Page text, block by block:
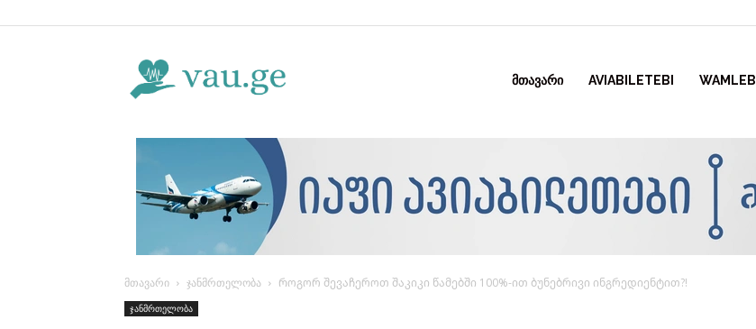
ᲛᲗᲐᲕᲐᲠᲘ AVIABILETEBI WAMLEBI
მთავარი ჯანმრთელობა Როგორ შევაჩეროთ შაკიკი წამებში 100%-ით ბუნებრივი ინგრედიენტით?!
ჯანმრთელობა